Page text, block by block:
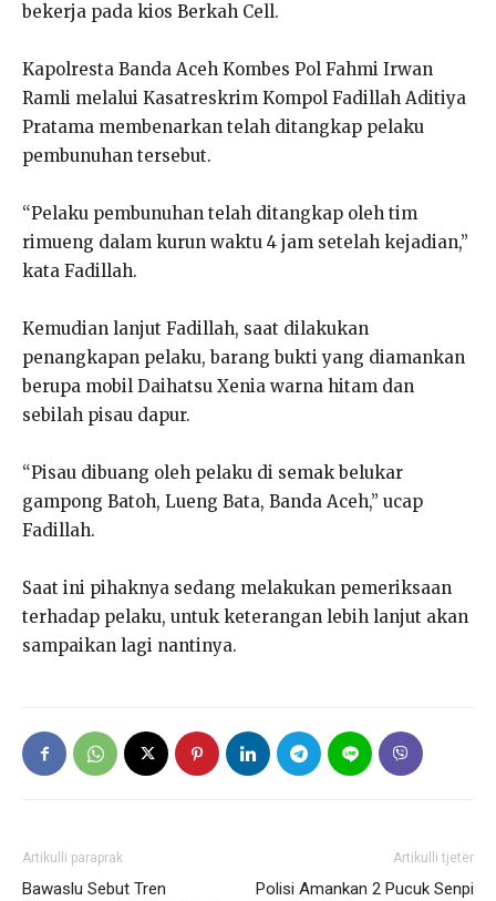
bekerja pada kios Berkah Cell.
Kapolresta Banda Aceh Kombes Pol Fahmi Irwan
Ramli melalui Kasatreskrim Kompol Fadillah Aditiya
Pratama membenarkan telah ditangkap pelaku
pembunuhan tersebut.
“Pelaku pembunuhan telah ditangkap oleh tim
rimueng dalam kurun waktu 4 jam setelah kejadian,”
kata Fadillah.
Kemudian lanjut Fadillah, saat dilakukan
penangkapan pelaku, barang bukti yang diamankan
berupa mobil Daihatsu Xenia warna hitam dan
sebilah pisau dapur.
“Pisau dibuang oleh pelaku di semak belukar
gampong Batoh, Lueng Bata, Banda Aceh,” ucap
Fadillah.
Saat ini pihaknya sedang melakukan pemeriksaan
terhadap pelaku, untuk keterangan lebih lanjut akan
sampaikan lagi nantinya.
Artikulli paraprak
Bawaslu Sebut Tren
Artikulli tjetër
Polisi Amankan 2 Pucuk Senpi